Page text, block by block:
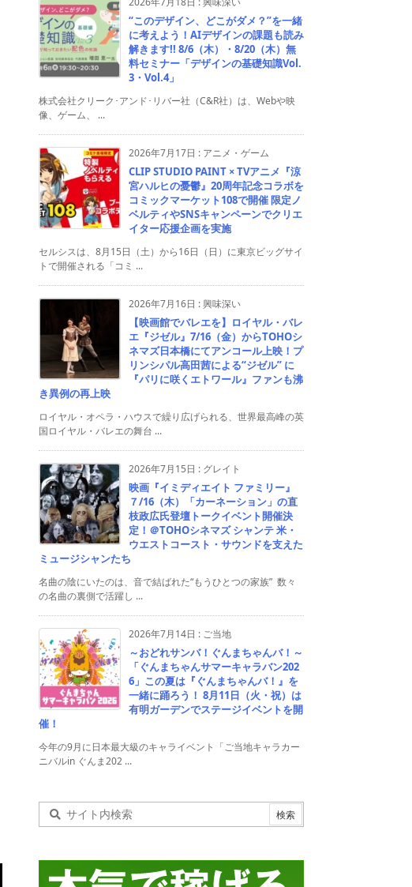
“このデザイン、どこがダメ？”を一緒
に考えよう！AIデザインの課題も読み
解きます!! 8/6（木）・8/20（木）無
料セミナー「デザインの基礎知識Vol.
3・Vol.4」
株式会社クリーク･アンド･リバー社（C&R社）は、Webや映
像、ゲーム、 ...
2026年7月17日 : アニメ・ゲーム
CLIP STUDIO PAINT × TVアニメ『涼
宮ハルヒの憂鬱』20周年記念コラボを
コミックマーケット108で開催 限定ノ
ベルティやSNSキャンペーンでクリエ
イター応援企画を実施
セルシスは、8月15日（土）から16日（日）に東京ビッグサイ
トで開催される「コミ ...
2026年7月16日 :興味深い
【映画館でバレエを】ロイヤル・バレ
エ『ジゼル』7/16（金）からTOHOシ
ネマズ日本橋にてアンコール上映！プ
リンシパル高田茜による“ジゼル” に
『パリに咲くエトワール』ファンも沸
き異例の再上映
ロイヤル・オペラ・ハウスで繰り広げられる、世界最高峰の英
国ロイヤル・バレエの舞台 ...
2026年7月15日 : グレイト
映画『イミディエイト ファミリー』
７/16（木）「カーネーション」の直
枝政広氏登壇トークイベント開催決
定！＠TOHOシネマズ シャンテ 米・
ウエストコースト・サウンドを支えた
ミュージシャンたち
名曲の陰にいたのは、音で結ばれた“もうひとつの家族” 数々
の名曲の裏側で活躍し ...
2026年7月14日 : ご当地
～おどれサンバ！ぐんまちゃんバ！～
「ぐんまちゃんサマーキャラバン202
6」この夏は『ぐんまちゃんバ！』を
一緒に踊ろう！ 8月11日（火・祝）は
有明ガーデンでステージイベントを開
催！
今年の9月に日本最大級のキャライベント「ご当地キャラカー
ニバルin ぐんま202 ...